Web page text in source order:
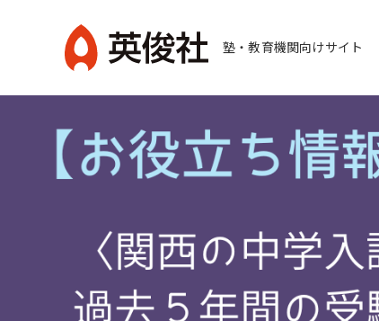
塾・教育機関向けサイト
社